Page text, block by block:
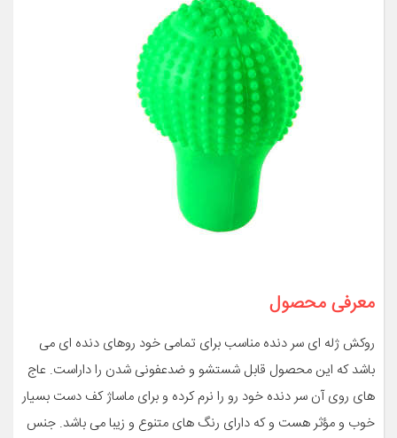
معرفی محصول
روکش ژله ای سر دنده مناسب برای تمامی خود روهای دنده ای می
باشد که این محصول قابل شستشو و ضدعفونی شدن را داراست. عاج
های روی آن سر دنده خود رو را نرم کرده و برای ماساژ کف دست بسیار
خوب و مؤثر هست و که دارای رنگ های متنوع و زیبا می باشد. جنس